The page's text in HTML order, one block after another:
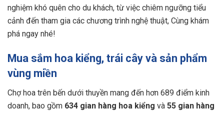
nghiệm khó quên cho du khách, từ việc chiêm ngưỡng tiểu
cảnh đến tham gia các chương trình nghệ thuật, Cùng khám
phá ngay nhé!
Mua sắm hoa kiểng, trái cây và sản phẩm
vùng miền
Chợ hoa trên bến dưới thuyền mang đến hơn 689 điểm kinh
doanh, bao gồm 634 gian hàng hoa kiểng và 55 gian hàng